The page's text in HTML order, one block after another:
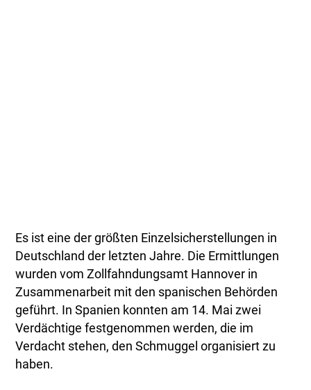
Es ist eine der größten Einzelsicherstellungen in
Deutschland der letzten Jahre. Die Ermittlungen
wurden vom Zollfahndungsamt Hannover in
Zusammenarbeit mit den spanischen Behörden
geführt. In Spanien konnten am 14. Mai zwei
Verdächtige festgenommen werden, die im
Verdacht stehen, den Schmuggel organisiert zu
haben.